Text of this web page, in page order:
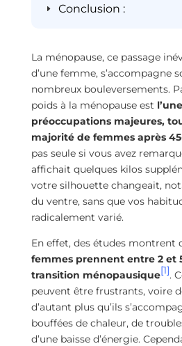
Conclusion :
La ménopause, ce passage
d’une femme, s’accompagne
nombreux bouleversements.
poids à la ménopause est
préoccupations majeures,
majorité de femmes après
pas seule si vous avez
affichait quelques kilos
votre silhouette changeait,
du ventre, sans que vos
radicalement varié.
En effet, des études montrent
femmes prennent entre 2 et
transition ménopausique[1].
peuvent être frustrants, voire
d’autant plus qu’ils
bouffées de chaleur, de
d’une baisse d’énergie.